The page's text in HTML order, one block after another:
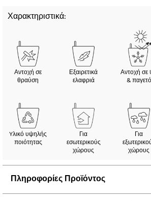
Χαρακτηριστικά:
Αντοχή σε
θραύση
Εξαιρετικά
ελαφριά
Αντοχή σε
& παγετό
Yλικό υψηλής
ποιότητας
Για
εσωτερικούς
χώρους
Για
χώρους
Πληροφορίες Προϊόντος